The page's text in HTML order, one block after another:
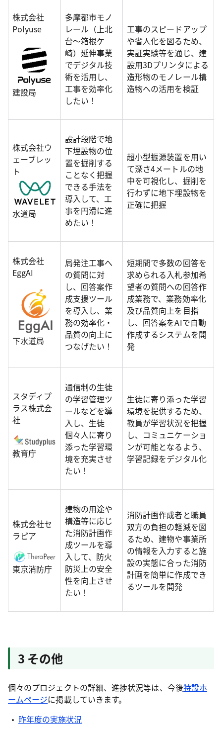
株式会社
Polyuse
建設局
多摩都市モノ
レール（上北
台～箱根ケ
崎）延伸事業
でデジタル技
術を活用し、
工事を効率化
したい！
工事のスピードアップ
や省人化を図るため、
実証実験等を通じ、建
設用3Dプリンタによる
造形物のモノレール構
造物への活用を検証
株式会社ウ
ェーブレッ
ト
水道局
設計段階で地
下埋設物の位
置を掘削する
ことなく把握
できる手法を
導入して、工
事を円滑に進
めたい！
超小型振源装置を用い
て深さ4メートルの地
中を可視化し、掘削を
行わずに地下埋設物を
正確に把握
株式会社
EggAI
下水道局
局発注工事へ
の質問に対
し、回答案作
成支援ツール
を導入し、業
務の効率化・
品質の向上に
つなげたい！
短期間で多数の回答を
求められる入札参加希
望者の質問への回答作
成業務で、業務効率化
及び品質向上を目指
し、回答案をAIで自動
作成するシステムを開
発
スタディプ
ラス株式会
社
教育庁
通信制の生徒
の学習管理ツ
ールなどを導
入し、生徒
個々人に寄り
添った学習環
境を充実させ
たい！
生徒に寄り添った学習
環境を提供するため、
教員が学習状況を把握
し、コミュニケーショ
ンが可能となるよう、
学習記録をデジタル化
株式会社セ
ラピア
東京消防庁
建物の用途や
構造等に応じ
た消防計画作
成ツールを導
入して、防火
防災上の安全
性を向上させ
たい！
消防計画作成者と職員
双方の負担の軽減を図
るため、建物や事業所
の情報を入力すると施
設の実態に合った消防
計画を簡単に作成でき
るツールを開発
3 その他
個々のプロジェクトの詳細、進捗状況等は、今後特設ホ
ームページに掲載していきます。
昨年度の実施状況